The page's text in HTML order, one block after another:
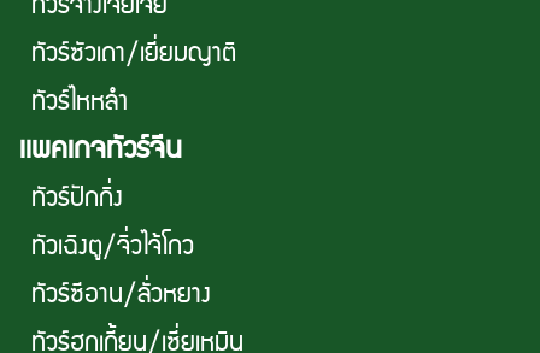
ทัวร์ซัวเถา/เยี่ยมญาติ
ทัวร์ไหหลำ
เเพคเกจทัวร์จีน
ทัวร์ปักกิ่ง
ทัวเฉิงตู/จิ่วไจ้โกว
ทัวร์ซีอาน/ลั่วหยาง
ทัวร์ฮกเกี้ยน/เซี่ยเหมิน